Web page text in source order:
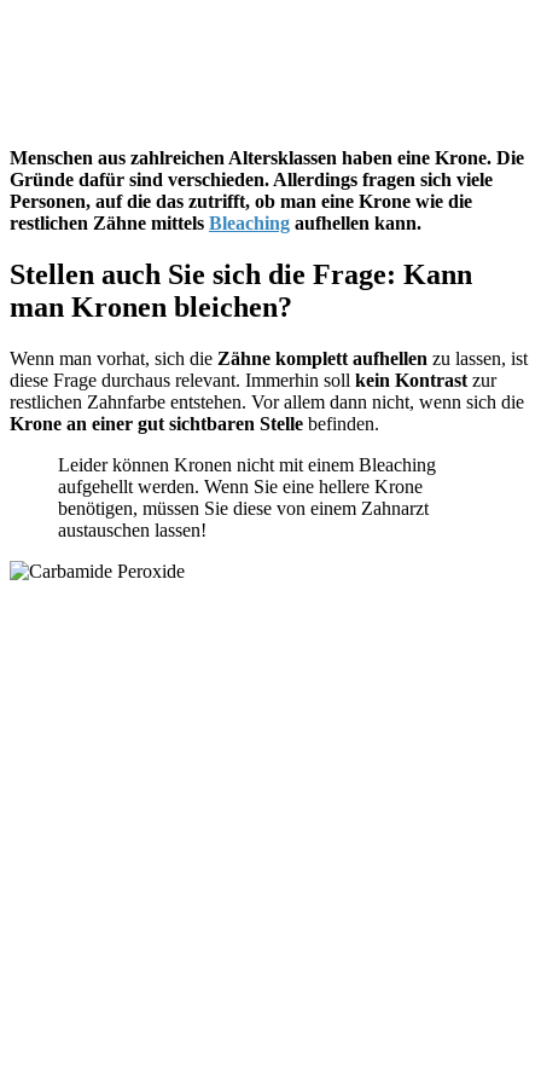
Menschen aus zahlreichen Altersklassen haben eine Krone. Die
Gründe dafür sind verschieden. Allerdings fragen sich viele
Personen, auf die das zutrifft, ob man eine Krone wie die
restlichen Zähne mittels Bleaching aufhellen kann.
Stellen auch Sie sich die Frage: Kann
man Kronen bleichen?
Wenn man vorhat, sich die Zähne komplett aufhellen zu lassen, ist
diese Frage durchaus relevant. Immerhin soll kein Kontrast zur
restlichen Zahnfarbe entstehen. Vor allem dann nicht, wenn sich die
Krone an einer gut sichtbaren Stelle befinden.
Leider können Kronen nicht mit einem Bleaching
aufgehellt werden. Wenn Sie eine hellere Krone
benötigen, müssen Sie diese von einem Zahnarzt
austauschen lassen!